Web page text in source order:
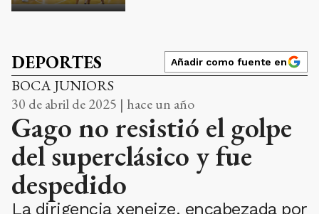
DEPORTES Añadir como fuente en
BOCA JUNIORS
30 de abril de 2025 | hace un año
Gago no resistió el golpe
del superclásico y fue
despedido
La dirigencia xeneize, encabezada por